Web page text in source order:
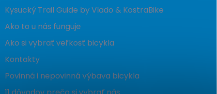
Kysucký Trail Guide by Vlado & KostraBike
Ako to u nás funguje
Ako si vybrať veľkosť bicykla
Kontakty
Povinná i nepovinná výbava bicykla